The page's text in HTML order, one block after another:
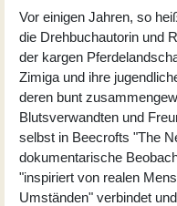
Vor einigen Jahren, so
die Drehbuchautorin und
der kargen
Zimiga und ihre
deren bunt
Blutsverwandten und
selbst in Beecrofts "The
dokumentarische
"inspiriert von realen
Umständen" verbindet